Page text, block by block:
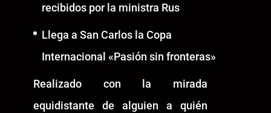
recibidos por la ministra Rus
Llega a San Carlos la Copa
Internacional «Pasión sin fronteras»
Realizado con la mirada
equidistante de alguien a quién